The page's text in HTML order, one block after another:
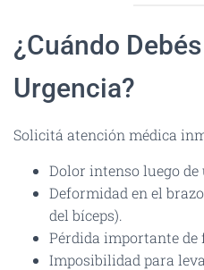
¿Cuándo
Urgencia?
Solicitá atención médica
Dolor intenso luego
Deformidad en el
del bíceps).
Pérdida importante de
Imposibilidad para